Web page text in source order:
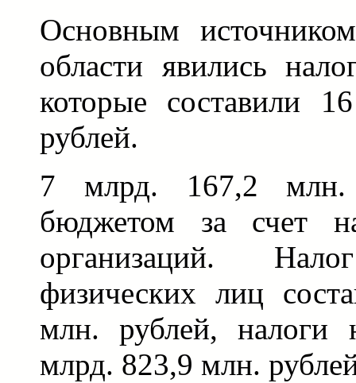
Основным
области явились
которые составили
рублей.
7 млрд. 167,2 млн.
бюджетом за счет
организаций.
физических лиц
млн. рублей,
млрд. 823,9 млн.